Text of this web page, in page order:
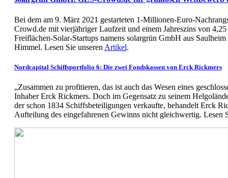
Bei dem am 9. März 2021 gestarteten 1-Millionen-Euro-
Crowd.de mit vierjähriger Laufzeit und einem Jahreszins von
Freiflächen-Solar-Startups namens solargrün GmbH aus
Himmel. Lesen Sie unseren Artikel.
Nordcapital Schiffsportfolio 6: Die zwei Fondskassen von Erck Rickmers
„Zusammen zu profitieren, das ist auch das Wesen eines
Inhaber Erck Rickmers. Doch im Gegensatz zu seinem
der schon 1834 Schiffsbeteiligungen verkaufte, behandelt Erck
Aufteilung des eingefahrenen Gewinns nicht gleichwertig. Lesen